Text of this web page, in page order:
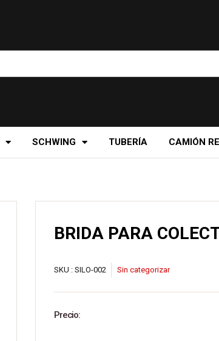
SCHWING TUBERÍA CAMIÓN
BRIDA PARA
SKU : SILO-002 Sin categorizar
Precio: